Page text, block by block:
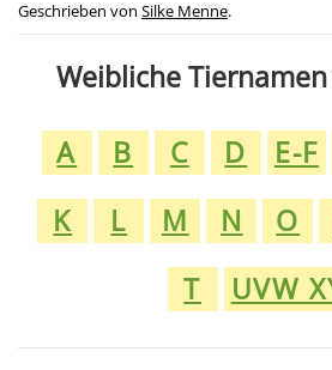
Geschrieben von Silke Menne.
Weibliche
A
B C D E-F
K
L M N O
T
UVW